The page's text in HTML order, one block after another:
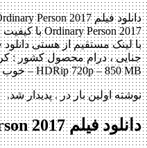
HDRip 720p – 850 MB – خوب […]
نوشته اولین بار در . پدیدار شد.
دانلود فیلم Ordinary Person 2017